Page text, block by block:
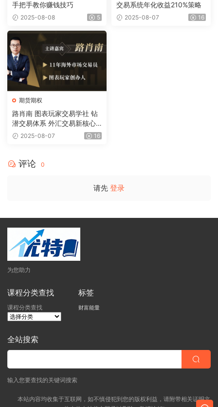
手把手教你赚钱技巧
2025-08-08 5
交易系统年化收益210%策略
2025-08-07 16
期货期权
路肖南 图表玩家交易学社 钻
潜交易体系 外汇交易新核心
课 2025-08-07 16
评论 0
请先 登录
为您助力
课程分类查找
课程分类查找
标签
财富能量
全站搜索
输入您要查找的关键词搜索
本站内容均收集于互联网，如不慎侵犯到您的版权利益，请附带相关证明文